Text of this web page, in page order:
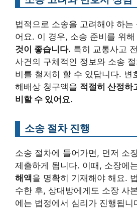
법적으로 소송을 고려해야 하는
어요. 이 경우, 소송 준비를 위해
것이 좋습니다. 특히 교통사고
사건의 구체적인 정보와 소송
비를 철저히 할 수 있답니다. 변
해배상 청구액을 적절히 산정하
비할 수 있어요.
소송 절차 진행
소송 절차에 들어가면, 먼저 소
제출하게 됩니다. 이때, 소장에
해액을 명확히 기재해야 해요.
수한 후, 상대방에게도 소장 사
에는 법정에서 심리가 진행됩니